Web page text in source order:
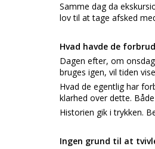
Samme dag da
lov til at tage afsked
Hvad havde de
Dagen efter, om
bruges igen, vil tiden
Hvad de egentlig har
klarhed over dette.
Historien gik i trykken.
Ingen grund til at